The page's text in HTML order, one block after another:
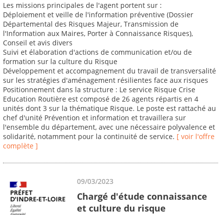
Les missions principales de l'agent portent sur :
Déploiement et veille de l'information préventive (Dossier
Départemental des Risques Majeur, Transmission de
l'Information aux Maires, Porter à Connaissance Risques),
Conseil et avis divers
Suivi et élaboration d'actions de communication et/ou de
formation sur la culture du Risque
Développement et accompagnement du travail de transversalité
sur les stratégies d'aménagement résilientes face aux risques
Positionnement dans la structure : Le service Risque Crise
Education Routière est composé de 26 agents répartis en 4
unités dont 3 sur la thématique Risque. Le poste est rattaché au
chef d'unité Prévention et information et travaillera sur
l'ensemble du département, avec une nécessaire polyvalence et
solidarité, notamment pour la continuité de service. [ voir l'offre
complète ]
09/03/2023
Chargé d'étude connaissance
et culture du risque